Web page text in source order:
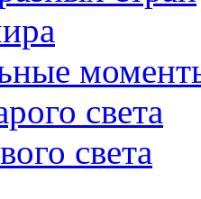
света
света